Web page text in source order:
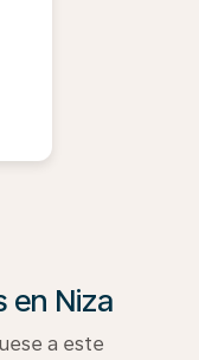
en Niza
a este